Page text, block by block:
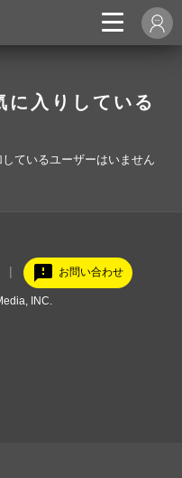
入りしている
ているユーザーはいません
feedback お問い合わせ
INC.